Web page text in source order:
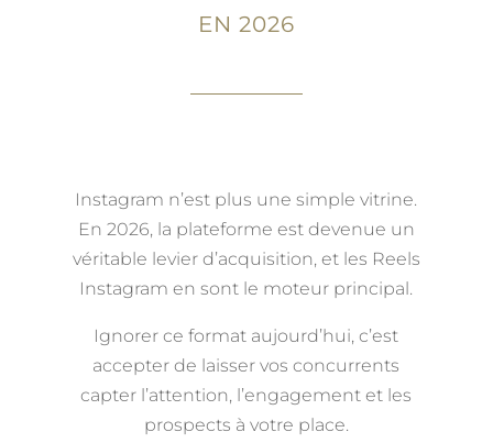
EN 2026
Instagram n’est plus une simple vitrine.
En 2026, la plateforme est devenue un
véritable levier d’acquisition, et les Reels
Instagram en sont le moteur principal.
Ignorer ce format aujourd’hui, c’est
accepter de laisser vos concurrents
capter l’attention, l’engagement et les
prospects à votre place.